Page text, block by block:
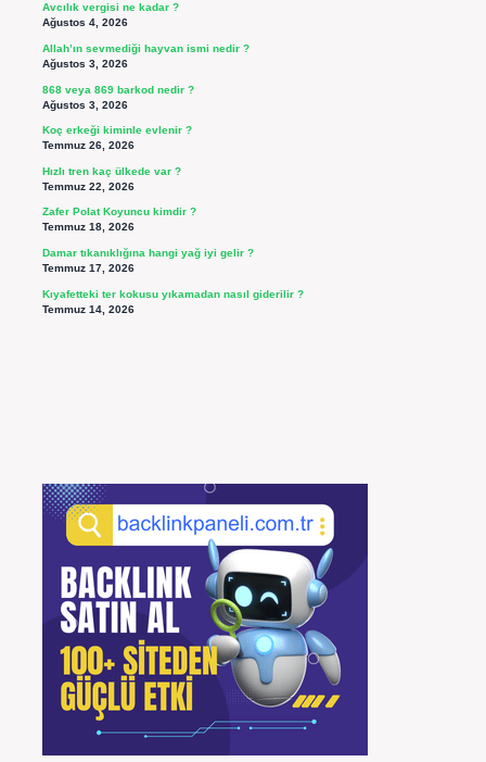
Avcılık vergisi ne kadar ?
Ağustos 4, 2026
Allah’ın sevmediği hayvan ismi nedir ?
Ağustos 3, 2026
868 veya 869 barkod nedir ?
Ağustos 3, 2026
Koç erkeği kiminle evlenir ?
Temmuz 26, 2026
Hızlı tren kaç ülkede var ?
Temmuz 22, 2026
Zafer Polat Koyuncu kimdir ?
Temmuz 18, 2026
Damar tıkanıklığına hangi yağ iyi gelir ?
Temmuz 17, 2026
Kıyafetteki ter kokusu yıkamadan nasıl giderilir ?
Temmuz 14, 2026